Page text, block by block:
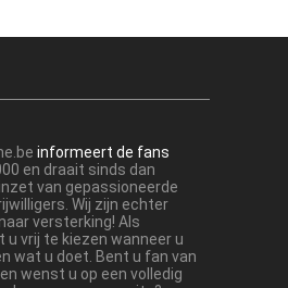
informeert de fans
en draait sinds dan
van gepassioneerde
Wij zijn echter
versterking! Als
vrij te kiezen wanneer u
wat u doet. Bent u fan van
wenst u op een volledig